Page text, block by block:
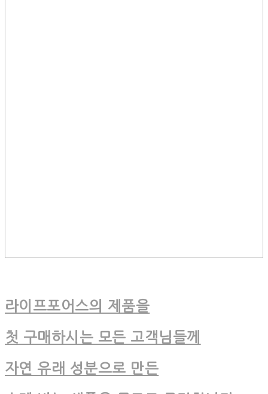
라이프포어스의 제품을
첫 구매하시는 모든 고객님들께
자연 유래 성분으로 만든